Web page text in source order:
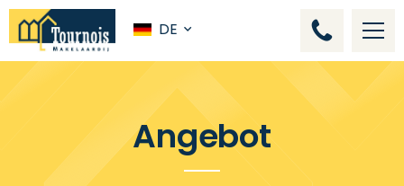
DE
Angebot